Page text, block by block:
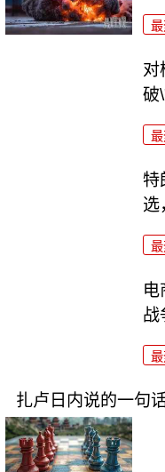
对
破
特
选
电
战
扎卢日内说的一句